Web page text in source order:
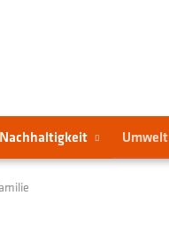
Umwelt
Nachhaltigkeit